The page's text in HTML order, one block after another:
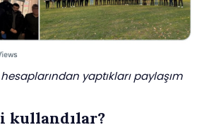
yaptıkları paylaşım
kullandılar?